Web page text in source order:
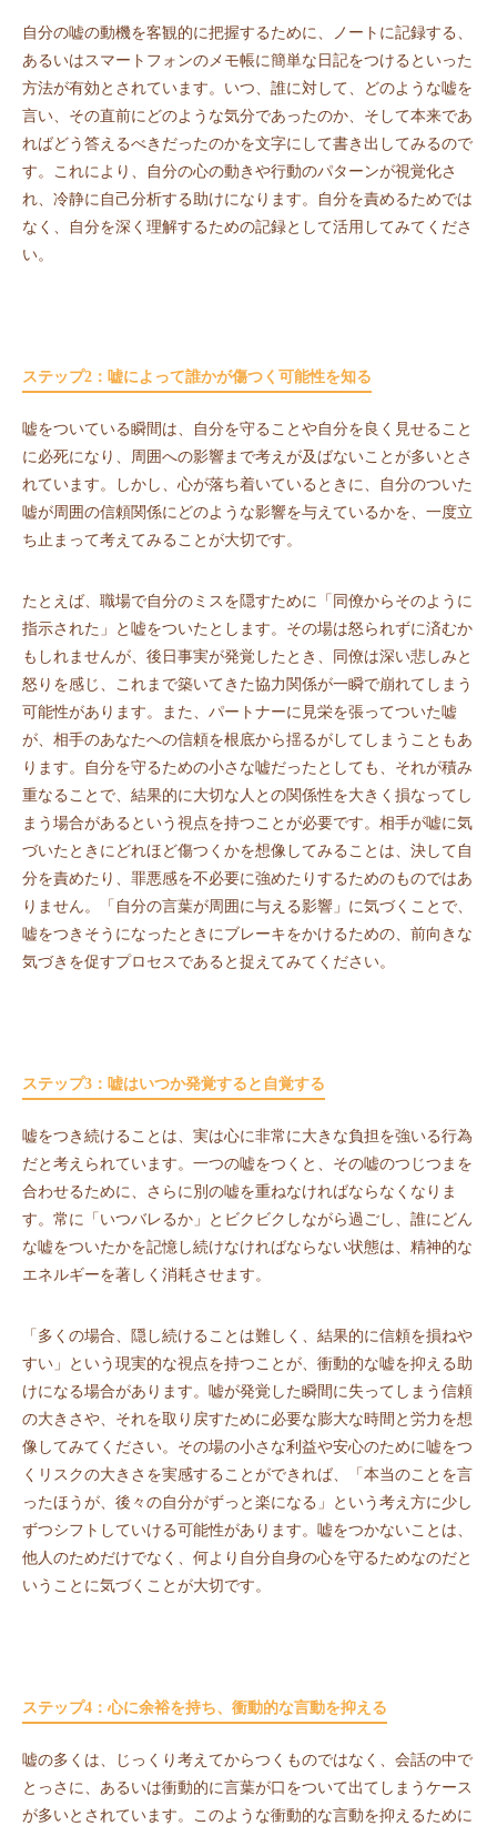
自分の嘘の動機を客観的に把握するために、ノートに記録する、
あるいはスマートフォンのメモ帳に簡単な日記をつけるといった
方法が有効とされています。いつ、誰に対して、どのような嘘を
言い、その直前にどのような気分であったのか、そして本来であ
ればどう答えるべきだったのかを文字にして書き出してみるので
す。これにより、自分の心の動きや行動のパターンが視覚化さ
れ、冷静に自己分析する助けになります。自分を責めるためでは
なく、自分を深く理解するための記録として活用してみてくださ
い。
ステップ2：嘘によって誰かが傷つく可能性を知る
嘘をついている瞬間は、自分を守ることや自分を良く見せること
に必死になり、周囲への影響まで考えが及ばないことが多いとさ
れています。しかし、心が落ち着いているときに、自分のついた
嘘が周囲の信頼関係にどのような影響を与えているかを、一度立
ち止まって考えてみることが大切です。
たとえば、職場で自分のミスを隠すために「同僚からそのように
指示された」と嘘をついたとします。その場は怒られずに済むか
もしれませんが、後日事実が発覚したとき、同僚は深い悲しみと
怒りを感じ、これまで築いてきた協力関係が一瞬で崩れてしまう
可能性があります。また、パートナーに見栄を張ってついた嘘
が、相手のあなたへの信頼を根底から揺るがしてしまうこともあ
ります。自分を守るための小さな嘘だったとしても、それが積み
重なることで、結果的に大切な人との関係性を大きく損なってし
まう場合があるという視点を持つことが必要です。相手が嘘に気
づいたときにどれほど傷つくかを想像してみることは、決して自
分を責めたり、罪悪感を不必要に強めたりするためのものではあ
りません。「自分の言葉が周囲に与える影響」に気づくことで、
嘘をつきそうになったときにブレーキをかけるための、前向きな
気づきを促すプロセスであると捉えてみてください。
ステップ3：嘘はいつか発覚すると自覚する
嘘をつき続けることは、実は心に非常に大きな負担を強いる行為
だと考えられています。一つの嘘をつくと、その嘘のつじつまを
合わせるために、さらに別の嘘を重ねなければならなくなりま
す。常に「いつバレるか」とビクビクしながら過ごし、誰にどん
な嘘をついたかを記憶し続けなければならない状態は、精神的な
エネルギーを著しく消耗させます。
「多くの場合、隠し続けることは難しく、結果的に信頼を損ねや
すい」という現実的な視点を持つことが、衝動的な嘘を抑える助
けになる場合があります。嘘が発覚した瞬間に失ってしまう信頼
の大きさや、それを取り戻すために必要な膨大な時間と労力を想
像してみてください。その場の小さな利益や安心のために嘘をつ
くリスクの大きさを実感することができれば、「本当のことを言
ったほうが、後々の自分がずっと楽になる」という考え方に少し
ずつシフトしていける可能性があります。嘘をつかないことは、
他人のためだけでなく、何より自分自身の心を守るためなのだと
いうことに気づくことが大切です。
ステップ4：心に余裕を持ち、衝動的な言動を抑える
嘘の多くは、じっくり考えてからつくものではなく、会話の中で
とっさに、あるいは衝動的に言葉が口をついて出てしまうケース
が多いとされています。このような衝動的な言動を抑えるために